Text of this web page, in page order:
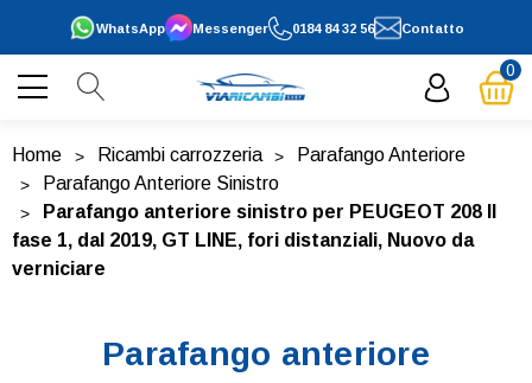
0184 84 32 56
WhatsApp Contatto
Messenger
0
Home Ricambi carrozzeria
Parafango Anteriore
Parafango Anteriore Sinistro
Parafango anteriore sinistro per PEUGEOT 208 II
fase 1, dal 2019, GT LINE, fori distanziali, Nuovo da
verniciare
Parafango anteriore